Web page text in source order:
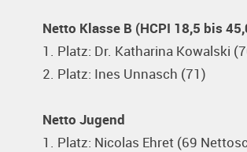
Netto Klasse B (HCPI 18,5 bis
1. Platz: Dr. Katharina Kowalski
2. Platz: Ines Unnasch (71)
Netto Jugend
1. Platz: Nicolas Ehret (69